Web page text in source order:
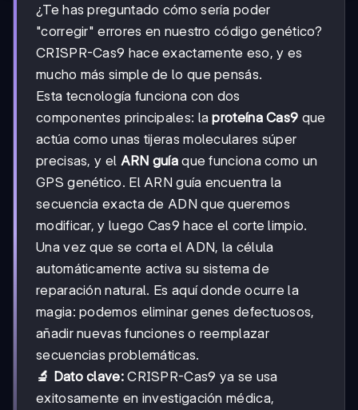
¿Te has preguntado cómo sería poder
"corregir" errores en nuestro código genético?
CRISPR-Cas9 hace exactamente eso, y es
mucho más simple de lo que pensás.
Esta tecnología funciona con dos
componentes principales: laproteína Cas9 que
actúa como unas tijeras moleculares súper
precisas, y el ARN guíaque funciona como un
GPS genético. El ARN guía encuentra la
secuencia exacta de ADN que queremos
modificar, y luego Cas9 hace el corte limpio.
Una vez que se corta el ADN, la célula
automáticamente activa su sistema de
reparación natural. Es aquí donde ocurre la
magia: podemos eliminar genes defectuosos,
añadir nuevas funciones o reemplazar
secuencias problemáticas.
🔬 Dato clave:CRISPR-Cas9 ya se usa
exitosamente en investigación médica,